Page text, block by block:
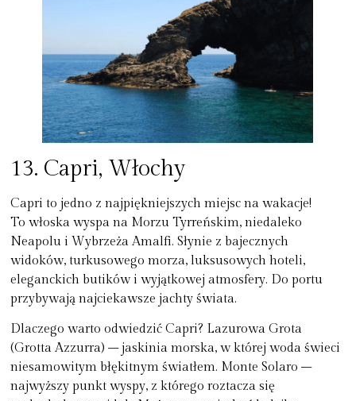
13. Capri, Włochy
Capri to jedno z najpiękniejszych miejsc na wakacje!
To włoska wyspa na Morzu Tyrreńskim, niedaleko
Neapolu i Wybrzeża Amalfi. Słynie z bajecznych
widoków, turkusowego morza, luksusowych hoteli,
eleganckich butików i wyjątkowej atmosfery. Do portu
przybywają najciekawsze jachty świata.
Dlaczego warto odwiedzić Capri? Lazurowa Grota
(Grotta Azzurra) – jaskinia morska, w której woda świeci
niesamowitym błękitnym światłem. Monte Solaro –
najwyższy punkt wyspy, z którego roztacza się